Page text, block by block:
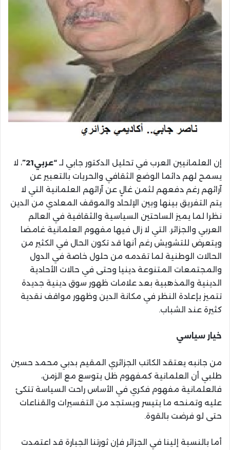
إن العلمانيين العرب في تحليل الدكتور جابي لـ “عربي21”
، لا
يسمح لهم دائما الوضع الثقافي والحريات بالتعبير عن
آرائهم رغم دفعهم لثمن غالٍ عن آرائهم العلمانية التي لا
يتم التفريق بينها وبين الإلحاد والموقف المعادي من الدين
نظرا لما يميز الساحتين السياسية والثقافية في العالم
العربي والجزائر. التي لا زال فيها مفهوم العلمانية غامضا
ويتعرض للتشويش رغم أنها قد تكون الحال في الكثير من
الحالات الوطنية لما تقدمه من حلول خاصة في الدول
والمجتمعات المتنوعة دينيا وحتى في حالات الأحادية
الدينية والمذهبية بعد علامات ظهور سوق دينية جديدة
تتميز بإعادة النظر في مكانة الدين وظهور مواقف نقدية
كثيرة عند الشباب.
خيار سياسي
من جانبه يعتقد الكاتب الجزائري المقيم بدبي محمد حسين
طلبي أن العلمانية كمفهوم ظل يتوسع مع الزمن،
فالعلمانية مفهوم فكري في الأساس راحت السياسة تتكئ
عليه وتمنحه ما يتيسر ويستجد من التفسيرات والقناعات
حتى لو فرضت بالقوة.
أما بالنسبة إلينا في الجزائر فإن ثورتنا الجبارة قد اعتمدت